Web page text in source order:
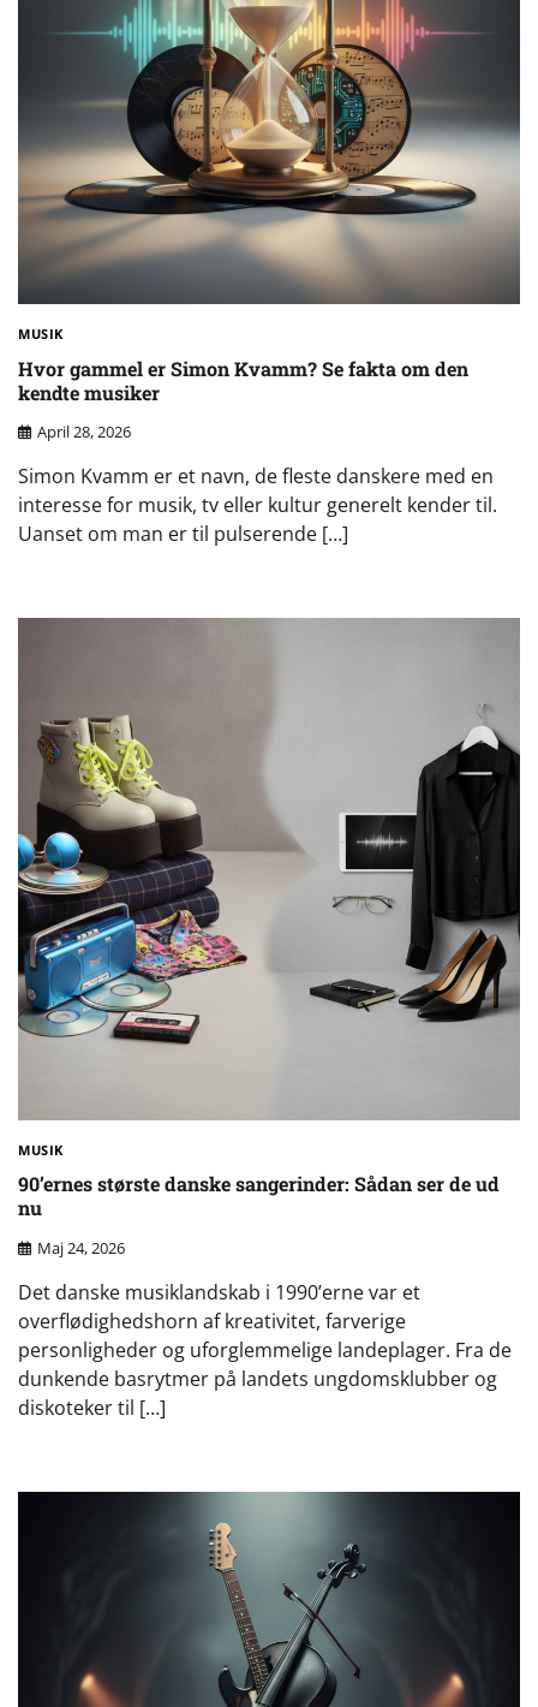
MUSIK
Hvor gammel er Simon Kvamm? Se fakta om den
kendte musiker
April 28, 2026
Simon Kvamm er et navn, de fleste danskere med en
interesse for musik, tv eller kultur generelt kender til.
Uanset om man er til pulserende […]
MUSIK
90’ernes største danske sangerinder: Sådan ser de ud
nu
Maj 24, 2026
Det danske musiklandskab i 1990’erne var et
overflødighedshorn af kreativitet, farverige
personligheder og uforglemmelige landeplager. Fra de
dunkende basrytmer på landets ungdomsklubber og
diskoteker til […]